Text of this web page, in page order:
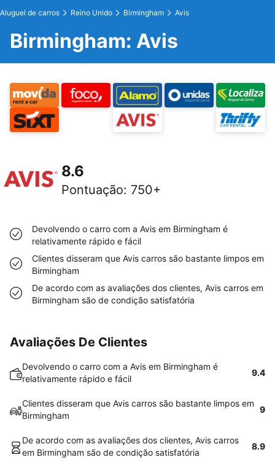
Aluguel de carros Reino Unido Birmingham Avis
Birmingham: Avis
8.6
Pontuação: 750+
Devolvendo o carro com a Avis em Birmingham é
relativamente rápido e fácil
Clientes disseram que Avis carros são bastante limpos em
Birmingham
De acordo com as avaliações dos clientes, Avis carros em
Birmingham são de condição satisfatória
Avaliações De Clientes
Devolvendo o carro com a Avis em Birmingham é
relativamente rápido e fácil
9.4
Clientes disseram que Avis carros são bastante limpos em
Birmingham
9
De acordo com as avaliações dos clientes, Avis carros
em Birmingham são de condição satisfatória
8.9